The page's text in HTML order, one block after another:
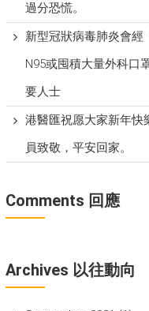
過分恐慌。
新型冠狀病毒肺炎會經
N95或囤積大量外科口
要人士
港醫匯祝愿大家新年快
員致敬，平安回家。
Comments 回應
Archives 以往動向